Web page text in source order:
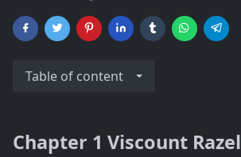
Table of content
Chapter 1 Viscount Razel